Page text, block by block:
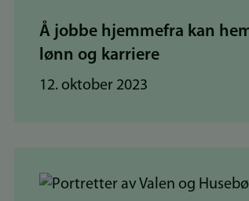
Å jobbe hjemmefra kan
lønn og karriere
12. oktober 2023